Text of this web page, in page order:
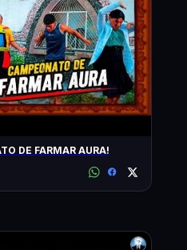
DE FARMAR AURA!